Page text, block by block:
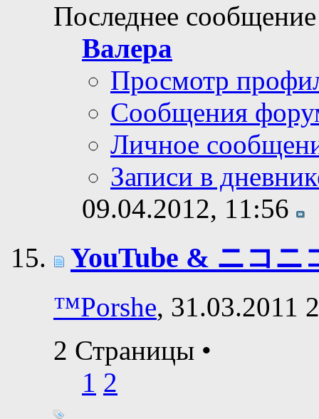
Последнее
Валера
Просмотр
Сообщения
Личное
Записи в
09.04.2012, 11:56
YouTube & ニコニ
™Porshe, 31.03.2011
2 Страницы •
1 2